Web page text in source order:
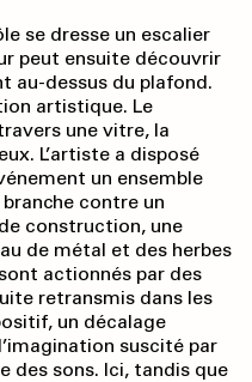
se dresse un escalier
peut ensuite découvrir
au-dessus du plafond.
artistique. Le
une vitre, la
L’artiste a disposé
un ensemble
contre un
construction, une
de métal et des herbes
actionnés par des
retransmis dans les
un décalage
suscité par
des sons. Ici, tandis que